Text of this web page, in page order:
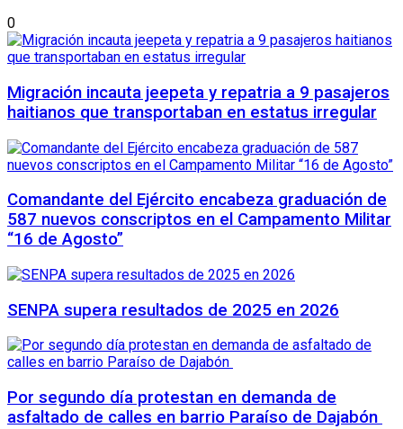
0
Migración incauta jeepeta y repatria a 9 pasajeros
haitianos que transportaban en estatus irregular
Comandante del Ejército encabeza graduación de
587 nuevos conscriptos en el Campamento Militar
“16 de Agosto”
SENPA supera resultados de 2025 en 2026
Por segundo día protestan en demanda de
asfaltado de calles en barrio Paraíso de Dajabón